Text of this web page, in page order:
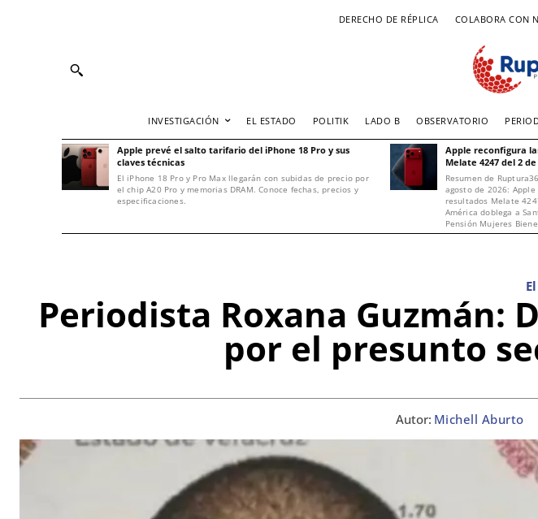
DERECHO DE RÉPLICA COLABORA CON
INVESTIGACIÓN EL ESTADO POLITIK LADO B OBSERVATORIO
Apple prevé el salto tarifario del iPhone 18 Pro y sus
claves técnicas
El iPhone 18 Pro y Pro Max llegarán con subidas de precio por
el chip A20 Pro y memorias DRAM. Conoce fechas, precios y
especificaciones.
Apple reconfigura
Melate 4247 del 2
Resumen de
agosto de 2026:
resultados Melate
América doblega a
Pensión Mujeres
Periodista Roxana Guzmán:
por el presunto
Autor: Michell Aburto